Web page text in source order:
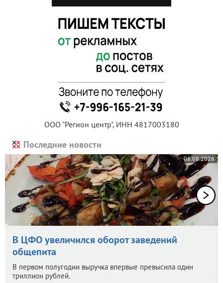
ООО "Регион центр", ИНН 4817003180
Последние новости
06.08.2026
В ЦФО увеличился оборот заведений
общепита
В первом полугодии выручка впервые превысила один
триллион рублей.